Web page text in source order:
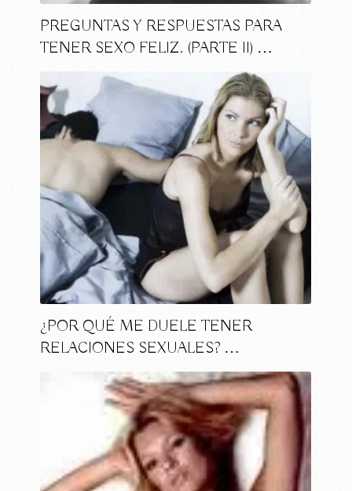
PREGUNTAS Y RESPUESTAS PARA
TENER SEXO FELIZ. (PARTE II) …
¿POR QUÉ ME DUELE TENER
RELACIONES SEXUALES? …